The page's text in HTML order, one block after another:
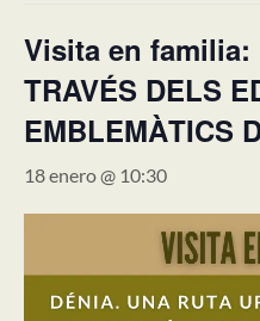
Visita en familia:
TRAVÉS DELS
EMBLEMÀTICS
18 enero @ 10:30